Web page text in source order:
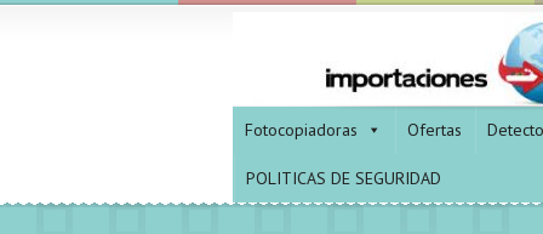
Fotocopiadoras Ofertas
POLITICAS DE SEGURIDAD